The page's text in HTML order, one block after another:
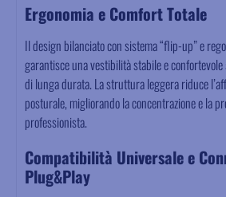
Ergonomia e Comfort Totale
Il design bilanciato con sistema “flip-up” e
garantisce una vestibilità stabile e
di lunga durata. La struttura leggera riduce
posturale, migliorando la concentrazione e la
professionista.
Compatibilità Universale e
Plug&Play